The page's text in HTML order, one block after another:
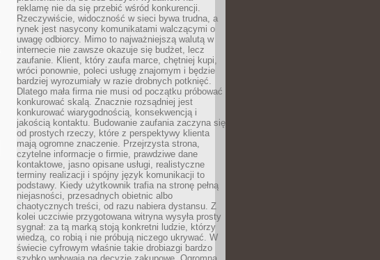
reklamę nie da się przebić wśród konkurencji.
Rzeczywiście, widoczność w sieci bywa trudna, a
rynek jest nasycony komunikatami walczącymi o
uwagę odbiorcy. Mimo to najważniejszą walutą w
internecie nie zawsze okazuje się budżet, lecz
zaufanie. Klient, który zaufa marce, chętniej kupi,
wróci ponownie, poleci usługę znajomym i będzie
bardziej wyrozumiały w razie drobnych potknięć.
Dlatego mała firma nie musi od początku próbować
konkurować skalą. Znacznie rozsądniej jest
konkurować wiarygodnością, konsekwencją i
jakością kontaktu. Budowanie zaufania zaczyna się
od prostych rzeczy, które z perspektywy klienta
mają ogromne znaczenie. Przejrzysta strona,
czytelne informacje o firmie, prawdziwe dane
kontaktowe, jasno opisane usługi, realistyczne
terminy realizacji i spójny język komunikacji to
podstawy. Kiedy użytkownik trafia na stronę pełną
niejasności, przesadnych obietnic albo
chaotycznych treści, od razu nabiera dystansu. Z
kolei uczciwie przygotowana witryna wysyła prosty
sygnał: za tą marką stoją konkretni ludzie, którzy
wiedzą, co robią i nie próbują niczego ukrywać. W
świecie cyfrowym właśnie takie drobiazgi bardzo